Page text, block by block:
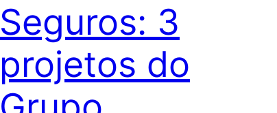
Seguros: 3
projetos do